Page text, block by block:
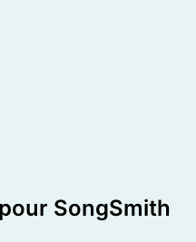
SongSmith